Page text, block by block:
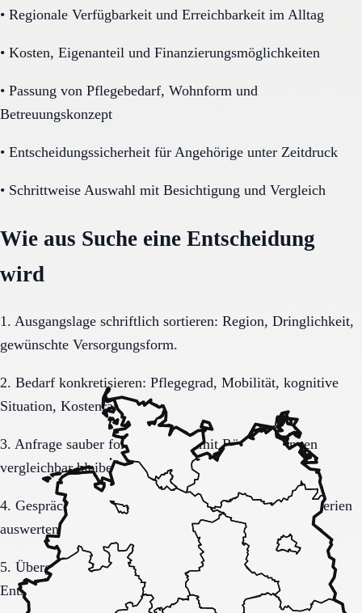
• Regionale Verfügbarkeit und Erreichbarkeit im Alltag
• Kosten, Eigenanteil und Finanzierungsmöglichkeiten
• Passung von Pflegebedarf, Wohnform und
Betreuungskonzept
• Entscheidungssicherheit für Angehörige unter Zeitdruck
• Schrittweise Auswahl mit Besichtigung und Vergleich
Wie aus Suche eine Entscheidung
wird
1. Ausgangslage schriftlich sortieren: Region, Dringlichkeit,
gewünschte Versorgungsform.
2. Bedarf konkretisieren: Pflegegrad, Mobilität, kognitive
Situation, Kostenrahmen.
3. Anfrage sauber formulieren, damit Rückmeldungen
vergleichbar bleiben.
4. Gespräche und Besichtigungen mit festen Muss-Kriterien
auswerten.
5. Übergang, Kommunikation und Kosten vor der
Entscheidung vollständig klären.